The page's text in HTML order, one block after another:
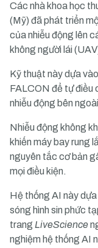
Các nhà khoa học
(Mỹ) đã phát triển
củanhiễu động lên
không người lái
Kỹ thuật này dựa
FALCON để tự điều
nhiễu động bên
Nhiễu động không
khiến máy bay rung
nguyên tắc cơ bản
mọi điều kiện.
Hệ thống AI này
sóng hình sin phức
trang LiveScience
nghiệm hệ thống AI